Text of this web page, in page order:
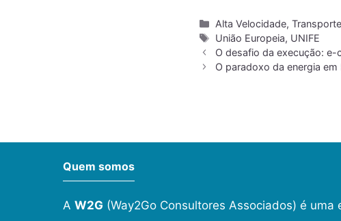
Alta Velocidade,
União Europeia, UNIFE
O desafio da execução:
O paradoxo da energia
Quem somos
A W2G (Way2Go Consultores Associados) é